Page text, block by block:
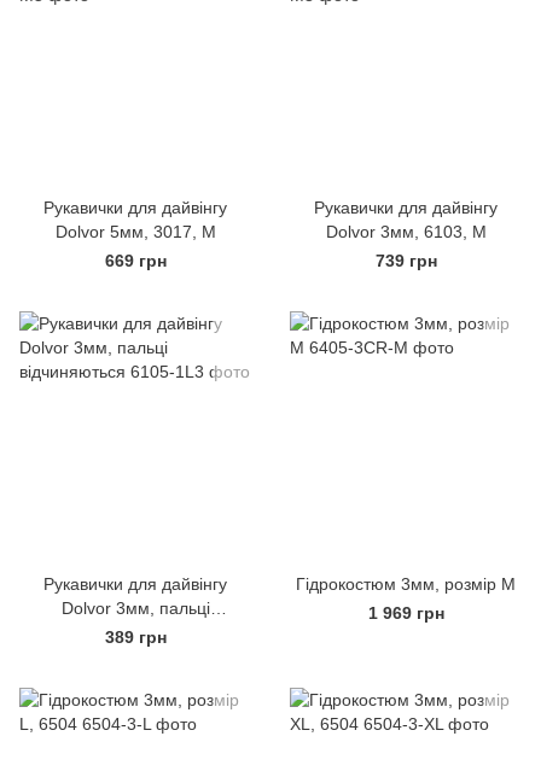
Рукавички для дайвінгу
Dolvor 5мм, 3017, M
669 грн
Рукавички для дайвінгу
Dolvor 3мм, 6103, M
739 грн
Рукавички для дайвінгу
Dolvor 3мм, пальці
відчиняються
389 грн
Гідрокостюм 3мм, розмір M
1 969 грн